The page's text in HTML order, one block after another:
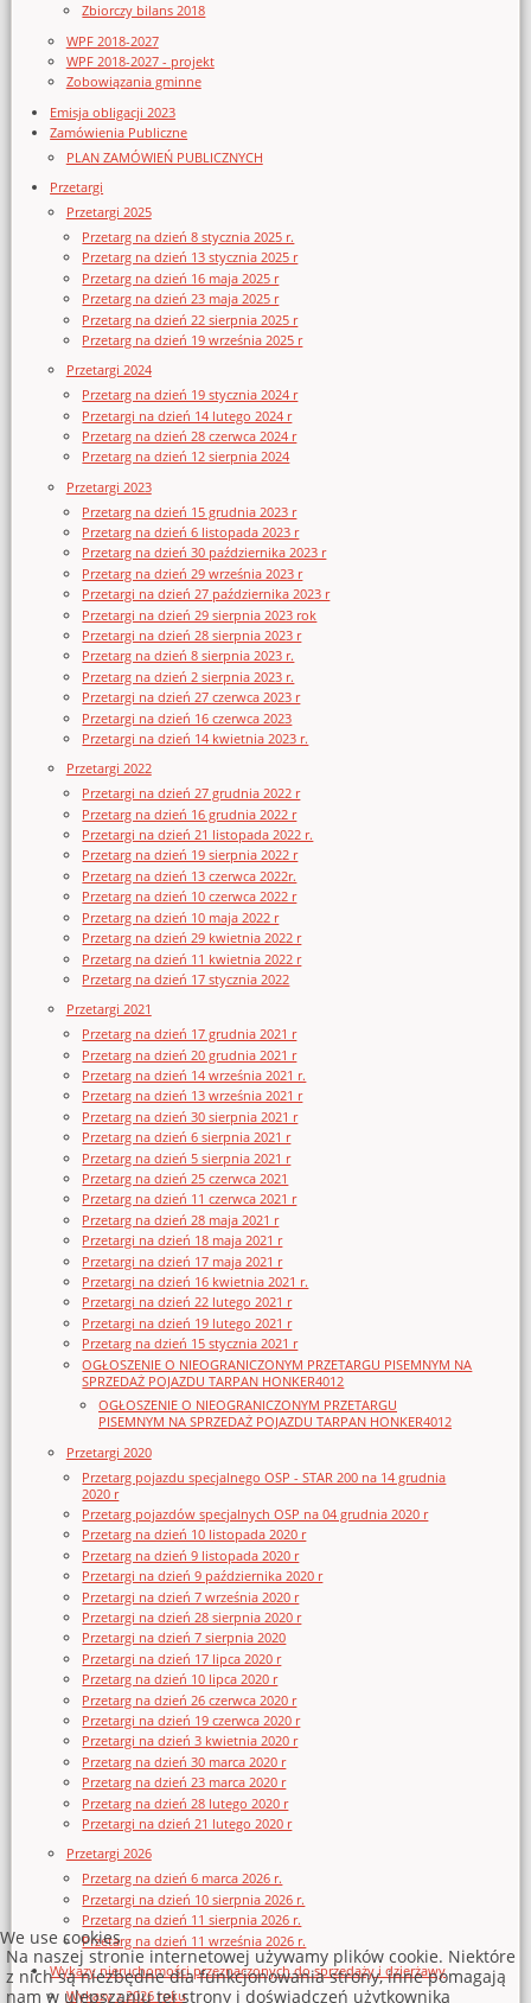
Zbiorczy bilans 2018
WPF 2018-2027
WPF 2018-2027 - projekt
Zobowiązania gminne
Emisja obligacji 2023
Zamówienia Publiczne
PLAN ZAMÓWIEŃ PUBLICZNYCH
Przetargi
Przetargi 2025
Przetarg na dzień 8 stycznia 2025 r.
Przetarg na dzień 13 stycznia 2025 r
Przetarg na dzień 16 maja 2025 r
Przetarg na dzień 23 maja 2025 r
Przetarg na dzień 22 sierpnia 2025 r
Przetarg na dzień 19 września 2025 r
Przetargi 2024
Przetarg na dzień 19 stycznia 2024 r
Przetargi na dzień 14 lutego 2024 r
Przetarg na dzień 28 czerwca 2024 r
Przetarg na dzień 12 sierpnia 2024
Przetargi 2023
Przetarg na dzień 15 grudnia 2023 r
Przetarg na dzień 6 listopada 2023 r
Przetarg na dzień 30 października 2023 r
Przetarg na dzień 29 września 2023 r
Przetargi na dzień 27 października 2023 r
Przetargi na dzień 29 sierpnia 2023 rok
Przetargi na dzień 28 sierpnia 2023 r
Przetarg na dzień 8 sierpnia 2023 r.
Przetarg na dzień 2 sierpnia 2023 r.
Przetargi na dzień 27 czerwca 2023 r
Przetargi na dzień 16 czerwca 2023
Przetargi na dzień 14 kwietnia 2023 r.
Przetargi 2022
Przetargi na dzień 27 grudnia 2022 r
Przetarg na dzień 16 grudnia 2022 r
Przetargi na dzień 21 listopada 2022 r.
Przetarg na dzień 19 sierpnia 2022 r
Przetarg na dzień 13 czerwca 2022r.
Przetarg na dzień 10 czerwca 2022 r
Przetarg na dzień 10 maja 2022 r
Przetarg na dzień 29 kwietnia 2022 r
Przetarg na dzień 11 kwietnia 2022 r
Przetarg na dzień 17 stycznia 2022
Przetargi 2021
Przetarg na dzień 17 grudnia 2021 r
Przetarg na dzień 20 grudnia 2021 r
Przetarg na dzień 14 września 2021 r.
Przetarg na dzień 13 września 2021 r
Przetarg na dzień 30 sierpnia 2021 r
Przetarg na dzień 6 sierpnia 2021 r
Przetarg na dzień 5 sierpnia 2021 r
Przetarg na dzień 25 czerwca 2021
Przetarg na dzień 11 czerwca 2021 r
Przetarg na dzień 28 maja 2021 r
Przetargi na dzień 18 maja 2021 r
Przetargi na dzień 17 maja 2021 r
Przetargi na dzień 16 kwietnia 2021 r.
Przetargi na dzień 22 lutego 2021 r
Przetargi na dzień 19 lutego 2021 r
Przetarg na dzień 15 stycznia 2021 r
OGŁOSZENIE O NIEOGRANICZONYM PRZETARGU PISEMNYM NA
SPRZEDAŻ POJAZDU TARPAN HONKER4012
OGŁOSZENIE O NIEOGRANICZONYM PRZETARGU
PISEMNYM NA SPRZEDAŻ POJAZDU TARPAN HONKER4012
Przetargi 2020
Przetarg pojazdu specjalnego OSP - STAR 200 na 14 grudnia
2020 r
Przetarg pojazdów specjalnych OSP na 04 grudnia 2020 r
Przetarg na dzień 10 listopada 2020 r
Przetarg na dzień 9 listopada 2020 r
Przetargi na dzień 9 października 2020 r
Przetargi na dzień 7 września 2020 r
Przetargi na dzień 28 sierpnia 2020 r
Przetargi na dzień 7 sierpnia 2020
Przetargi na dzień 17 lipca 2020 r
Przetarg na dzień 10 lipca 2020 r
Przetarg na dzień 26 czerwca 2020 r
Przetargi na dzień 19 czerwca 2020 r
Przetargi na dzień 3 kwietnia 2020 r
Przetarg na dzień 30 marca 2020 r
Przetarg na dzień 23 marca 2020 r
Przetarg na dzień 28 lutego 2020 r
Przetargi na dzień 21 lutego 2020 r
Przetargi 2026
Przetarg na dzień 6 marca 2026 r.
Przetargi na dzień 10 sierpnia 2026 r.
Przetarg na dzień 11 sierpnia 2026 r.
Przetarg na dzień 11 września 2026 r.
Wykazy nieruchomości przeznaczonych do sprzedaży i dzierżawy
Wykazy z 2026 roku
We use cookies
Na naszej stronie internetowej używamy plików cookie. Niektóre
z nich są niezbędne dla funkcjonowania strony, inne pomagają
nam w ulepszaniu tej strony i doświadczeń użytkownika